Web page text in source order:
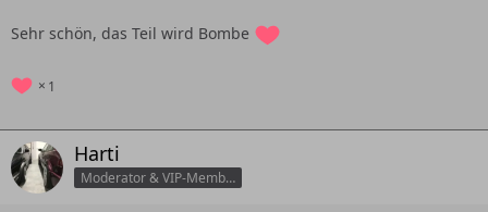
Sehr schön, das Teil wird Bombe
1
Harti
Moderator & VIP-Member